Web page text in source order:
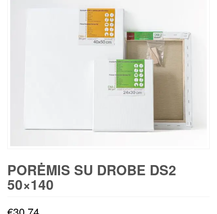
PORĖMIS SU DROBE DS2
50×140